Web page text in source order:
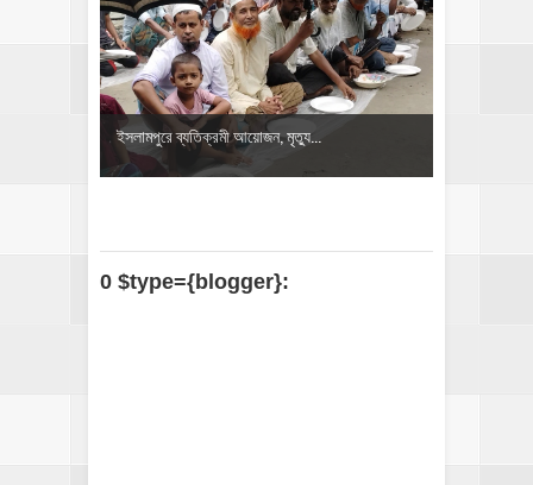
‎ইসলামপুরে ব্যতিক্রমী আয়োজন, মৃত্যু...
0 $type={blogger}: